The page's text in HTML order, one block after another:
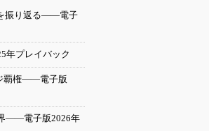
振り返る――電子
年プレイバック
覇権――電子版
――電子版2026年